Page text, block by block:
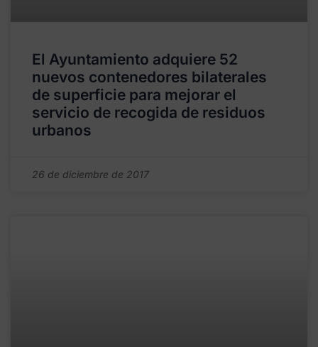
El Ayuntamiento adquiere 52
nuevos contenedores bilaterales
de superficie para mejorar el
servicio de recogida de residuos
urbanos
26 de diciembre de 2017